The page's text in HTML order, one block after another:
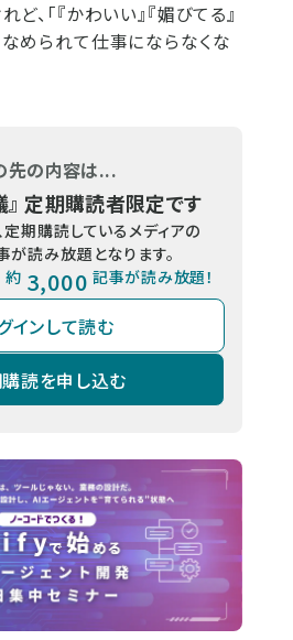
、「『かわいい』『媚びてる』
められて仕事にならなくな
先の内容は...
』 定期購読者限定です
定期購読しているメディアの
が読み放題となります。
約 3,000 記事が読み放題！
インして読む
読を申し込む